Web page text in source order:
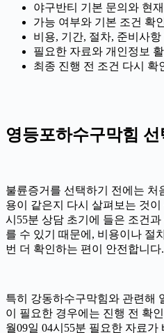
야구반티 기본 문의와 현
가능 여부와 기본 조건 확
비용, 기간, 절차, 준비사항
필요한 자료와 개인정보
최종 진행 전 조건 다시 확
영등포하수구막힘
불륜증거를 선택하기 전에는 처
용이 같은지 다시 살펴보는 것이
시55분 상담 초기에 들은 조건
를 수 있기 때문에, 비용이나 절
번 더 확인하는 편이 안전합니다.
특히 강동하수구막힘와 관련해
이 필요한 경우에는 진행 전 확
월09일 04시55분 필요한 자료